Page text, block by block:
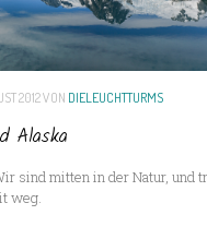
2012VON DIELEUCHTTURMS
Alaska
sind mitten in der Natur, und
weg.